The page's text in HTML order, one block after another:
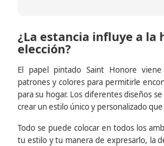
¿La estancia influye a la
elección?
El papel pintado Saint Honore
patrones y colores para permitirle
para su hogar. Los diferentes diseños
crear un estilo único y personalizado
Todo se puede colocar en todos los
tu estilo y tu manera de expresarlo, la